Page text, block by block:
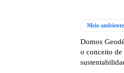
Meio ambiente
Domos
o conceito de